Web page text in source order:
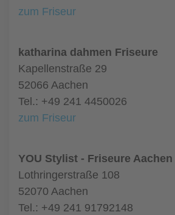
zum Friseur
katharina dahmen Friseure
Kapellenstraße 29
52066 Aachen
Tel.: +49 241 4450026
zum Friseur
YOU Stylist - Friseure Aachen
Lothringerstraße 108
52070 Aachen
Tel.: +49 241 91792148